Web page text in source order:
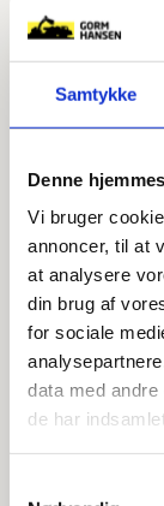
Samtykke
Denne
Vi bruger
annoncer, til at
at analysere
din brug af
for sociale
data med
de har
Er
Har mod
Vi tilbyder bl.a.
De
Et godt
Et
Masser
Arbejde
Kan du se dig